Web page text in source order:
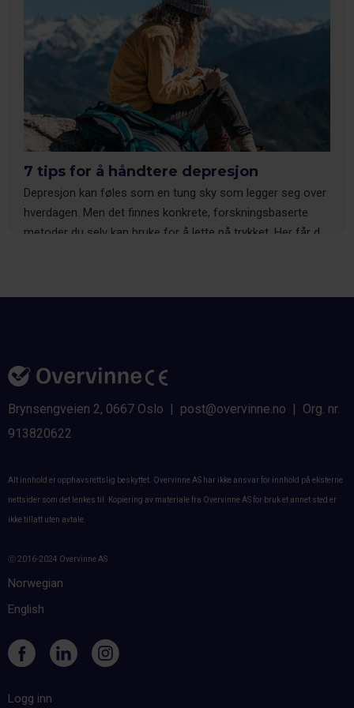
7 tips for å håndtere depresjon
Depresjon kan føles som en tung sky som legger seg over
hverdagen. Men det finnes konkrete, forskningsbaserte
metoder du selv kan bruke for å lette på trykket. Her får du
Brynsengveien 2, 0667 Oslo | post@overvinne.no | Org. nr.
913820622
Alt innhold er opphavsrettslig beskyttet. Overvinne AS har ikke ansvar for innhold på eksterne
nettsider som det lenkes til. Kopiering av materiale fra Overvinne AS for bruk et annet sted er
ikke tillatt uten avtale.
ⓒ 2016-2024 Overvinne AS
Norwegian
English
Logg inn